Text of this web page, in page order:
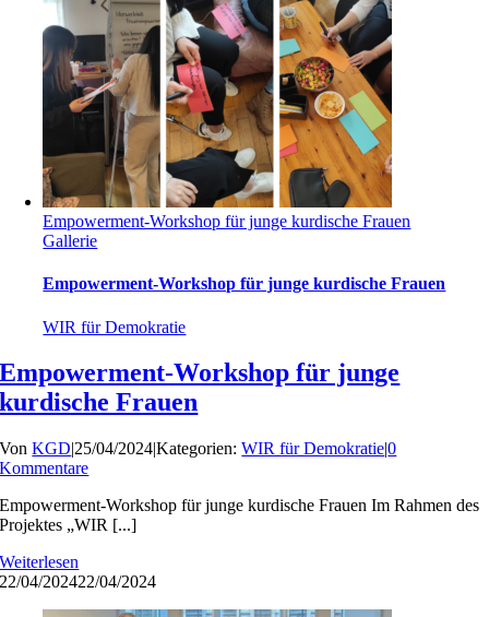
Empowerment-Workshop für junge kurdische Frauen
Gallerie
Empowerment-Workshop für junge kurdische Frauen
WIR für Demokratie
Empowerment-Workshop für junge
kurdische Frauen
VonKGD|25/04/2024|Kategorien:WIR für Demokratie|0
Kommentare
Empowerment-Workshop für junge kurdische Frauen Im Rahmen des
Projektes „WIR [...]
Weiterlesen
22/04/202422/04/2024